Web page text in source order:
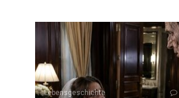
Lebensgeschichte